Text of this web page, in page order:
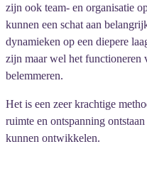
zijn ook team- en organisatie
kunnen een schat aan
dynamieken op een diepere
zijn maar wel het functioneren
belemmeren.
Het is een zeer krachtige
ruimte en ontspanning
kunnen ontwikkelen.